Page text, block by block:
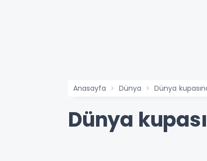
Anasayfa Dünya Dünya
Dünya